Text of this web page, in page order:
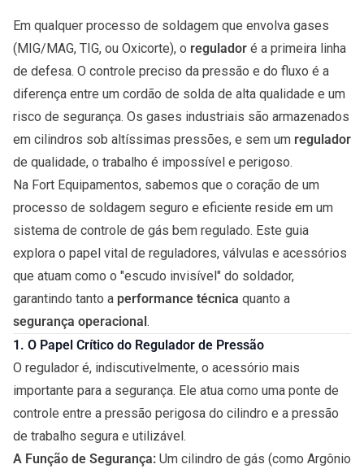
Em qualquer processo de soldagem que envolva gases
(MIG/MAG, TIG, ou Oxicorte), o regulador é a primeira linha
de defesa. O controle preciso da pressão e do fluxo é a
diferença entre um cordão de solda de alta qualidade e um
risco de segurança. Os gases industriais são armazenados
em cilindros sob altíssimas pressões, e sem um regulador
de qualidade, o trabalho é impossível e perigoso.
Na Fort Equipamentos, sabemos que o coração de um
processo de soldagem seguro e eficiente reside em um
sistema de controle de gás bem regulado. Este guia
explora o papel vital de reguladores, válvulas e acessórios
que atuam como o "escudo invisível" do soldador,
garantindo tanto a performance técnica quanto a
segurança operacional.
1. O Papel Crítico do Regulador de Pressão
O regulador é, indiscutivelmente, o acessório mais
importante para a segurança. Ele atua como uma ponte de
controle entre a pressão perigosa do cilindro e a pressão
de trabalho segura e utilizável.
A Função de Segurança: Um cilindro de gás (como Argônio